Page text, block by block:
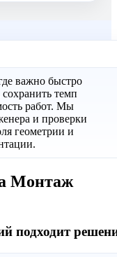
важно быстро
темп
работ. Мы
и проверки
геометрии и
Монтаж
подходит